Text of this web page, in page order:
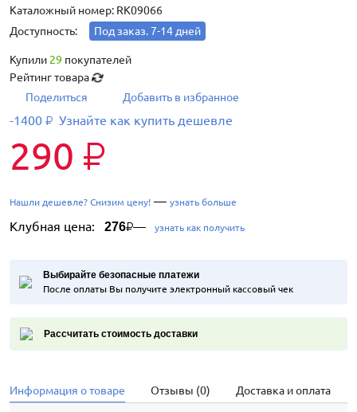
Каталожный номер: RK09066
Доступность:
Под заказ. 7-14 дней
Купили 29 покупателей
Рейтинг товара
Поделиться
Добавить в избранное
-1400 ₽ Узнайте как купить дешевле
290 ₽
Нашли дешевле? Снизим цену! — узнать больше
Клубная цена: 276₽— узнать как получить
Выбирайте безопасные платежи
После оплаты Вы получите электронный кассовый чек
Рассчитать стоимость доставки
Информация о товаре Отзывы (0) Доставка и оплата